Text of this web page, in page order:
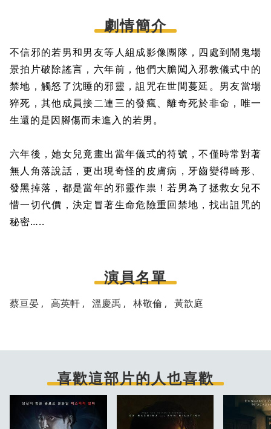
劇情簡介
不信邪的若男和男友等人組成影像團隊，四處到鬧鬼場
景拍片破除謠言，六年前，他們大膽闖入邪教儀式中的
禁地，觸怒了沈睡的邪靈，詛咒在世間蔓延。男友當場
猝死，其他成員接二連三的發瘋、離奇死於非命，唯一
生還的是因腳傷而未進入的若男。
六年後，她女兒竟畫出當年儀式的符號，不僅時常對著
無人角落說話，更出現奇怪的皮膚病，牙齒變得畸形、
發黑掉落，都是當年的邪靈作祟！若男為了拯救女兒不
惜一切代價，決定冒著生命危險重回禁地，找出詛咒的
秘密…..
演員名單
蔡亘晏 高英軒 溫慶禹 林敬倫 黃歆庭
喜歡這部片的人也喜歡